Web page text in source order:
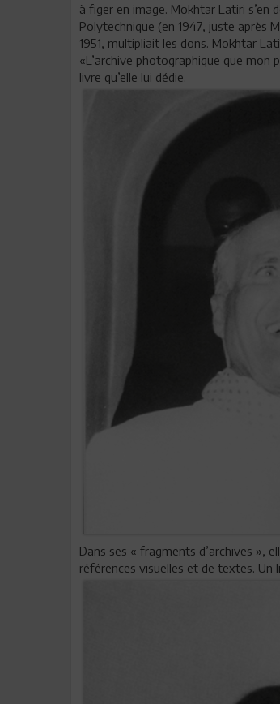
à figer en image. Mokhtar Latiri s’en
Polytechnique (en 1947, juste après
1951, multipliait les dons. Mokhtar
«L’archive photographique que mon
livre qu’elle lui dédie.
Dans ses « fragments d’archives »,
références visuelles et de textes. Un